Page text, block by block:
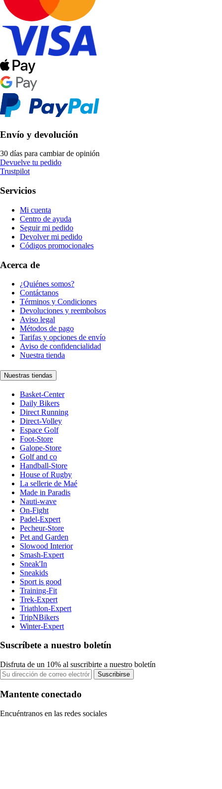
Envío y devolución
30 días para cambiar de opinión
Devuelve tu pedido
Trustpilot
Servicios
Mi cuenta
Centro de ayuda
Seguir mi pedido
Devolver mi pedido
Códigos promocionales
Acerca de
¿Quiénes somos?
Contáctanos
Términos y Condiciones
Devoluciones y reembolsos
Aviso legal
Métodos de pago
Tarifas y opciones de envío
Aviso de confidencialidad
Nuestra tienda
Nuestras tiendas
Basket-Center
Daily Bikers
Direct Running
Direct-Volley
Espace Golf
Foot-Store
Galope-Store
Golf and co
Handball-Store
House of Rugby
La sellerie de Maé
Made in Paradis
Nauti-wave
On-Fight
Padel-Expert
Pecheur-Store
Pet and Garden
Slowood Interior
Smash-Expert
Sneak'In
Sneakids
Sport is good
Training-Fit
Trek-Expert
Triathlon-Expert
TripNBikers
Winter-Expert
Suscríbete a nuestro boletín
Disfruta de un 10% al suscribirte a nuestro boletín
Suscribirse
Mantente conectado
Encuéntranos en las redes sociales